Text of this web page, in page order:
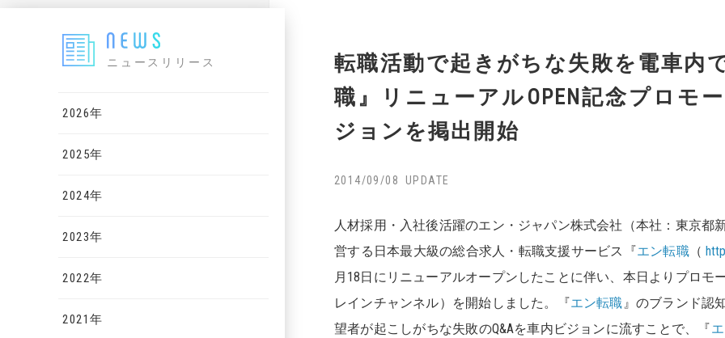
ニュースリリース
2026年
2025年
2024年
2023年
2022年
2021年
転職活動で起きがちな失敗を電車内
職』リニューアルOPEN記念プロモ
ジョンを掲出開始
2014/09/08
人材採用・入社後活躍のエン・ジャパン株式会社（本社：東京都
営する日本最大級の総合求人・転職支援サービス『エン転職（
月18日にリニューアルオープンしたことに伴い、本日よりプロモ
レインチャンネル）を開始しました。『エン転職』のブランド認
望者が起こしがちな失敗のQ&Aを車内ビジョンに流すことで、『